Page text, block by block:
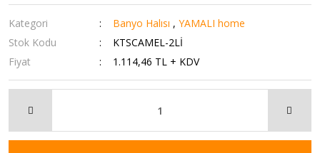
Kategori Banyo Halısı ,YAMALI home
Stok Kodu
KTSCAMEL-2Lİ
Fiyat
1.114,46 TL + KDV